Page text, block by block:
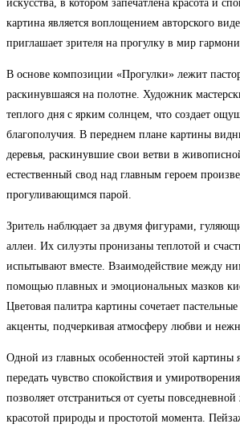
искусства, в котором запечатлена красота и
картина является воплощением авторского
приглашает зрителя на прогулку в мир
В основе композиции «Прогулки» лежит
раскинувшаяся на полотне. Художник
теплого дня с ярким солнцем, что создает
благополучия. В переднем плане картины
деревья, раскинувшие свои ветви в
естественный свод над главным героем
прогуливающимся парой.
Зритель наблюдает за двумя фигурами,
аллеи. Их силуэты пронизаны теплотой и
испытывают вместе. Взаимодействие между
помощью плавных и эмоциональных мазков
Цветовая палитра картины сочетает
акценты, подчеркивая атмосферу любви и
Одной из главных особенностей этой картины
передать чувство спокойствия и
позволяет отстраниться от суеты
красотой природы и простотой момента.